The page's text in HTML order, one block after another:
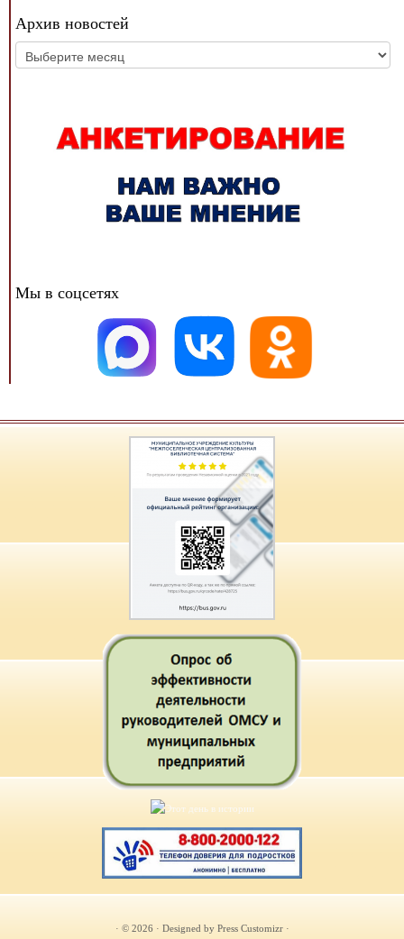
Архив новостей
Архив
новостей
Мы в соцсетях
· © 2026 · Designed by Press Customizr·